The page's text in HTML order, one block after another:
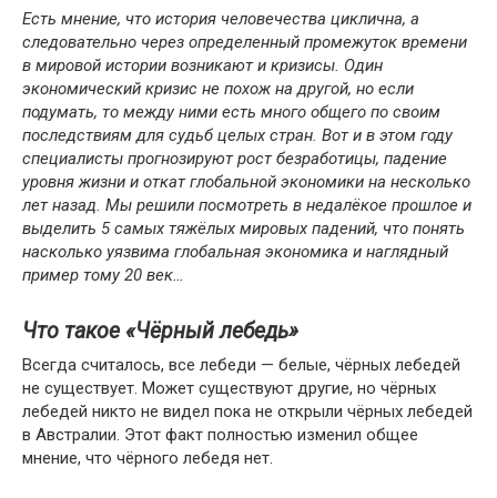
Есть мнение, что история человечества циклична, а
следовательно через определенный промежуток времени
в мировой истории возникают и кризисы. Один
экономический кризис не похож на другой, но если
подумать, то между ними есть много общего по своим
последствиям для судьб целых стран. Вот и в этом году
специалисты прогнозируют рост безработицы, падение
уровня жизни и откат глобальной экономики на несколько
лет назад. Мы решили посмотреть в недалёкое прошлое и
выделить 5 самых тяжёлых мировых падений, что понять
насколько уязвима глобальная экономика и наглядный
пример тому 20 век…
Что такое «Чёрный лебедь»
Всегда считалось, все лебеди — белые, чёрных лебедей
не существует. Может существуют другие, но чёрных
лебедей никто не видел пока не открыли чёрных лебедей
в Австралии. Этот факт полностью изменил общее
мнение, что чёрного лебедя нет.